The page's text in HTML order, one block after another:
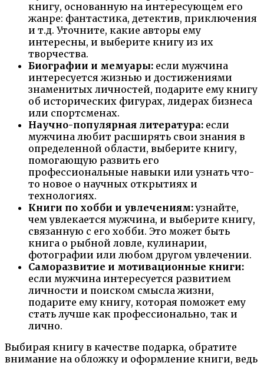
книгу, основанную на интересующем его
жанре: фантастика, детектив, приключения
и т.д. Уточните, какие авторы ему
интересны, и выберите книгу из их
творчества.
Биографии и мемуары: если мужчина
интересуется жизнью и достижениями
знаменитых личностей, подарите ему книгу
об исторических фигурах, лидерах бизнеса
или спортсменах.
Научно-популярная литература: если
мужчина любит расширять свои знания в
определенной области, выберите книгу,
помогающую развить его
профессиональные навыки или узнать что-
то новое о научных открытиях и
технологиях.
Книги по хобби и увлечениям:узнайте,
чем увлекается мужчина, и выберите книгу,
связанную с его хобби. Это может быть
книга о рыбной ловле, кулинарии,
фотографии или любом другом увлечении.
Саморазвитие и мотивационные книги:
если мужчина интересуется развитием
личности и поиском смысла жизни,
подарите ему книгу, которая поможет ему
стать лучше как профессионально, так и
лично.
Выбирая книгу в качестве подарка, обратите
внимание на обложку и оформление книги, ведь